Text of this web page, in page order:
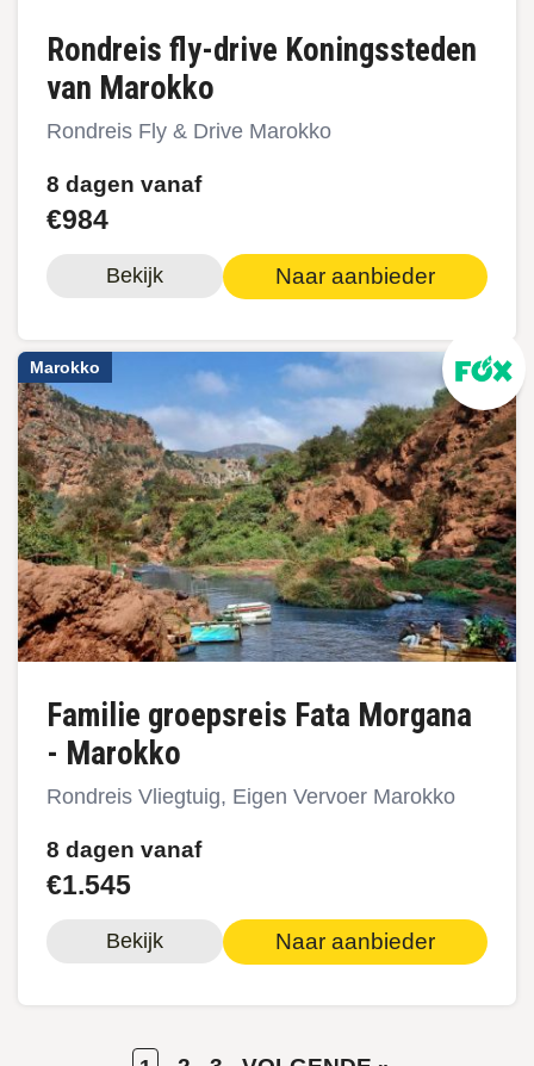
Rondreis fly-drive Koningssteden
van Marokko
Rondreis Fly & Drive Marokko
8 dagen vanaf
€984
Bekijk Naar aanbieder
Marokko
Familie groepsreis Fata Morgana
- Marokko
Rondreis Vliegtuig, Eigen Vervoer Marokko
8 dagen vanaf
€1.545
Bekijk Naar aanbieder